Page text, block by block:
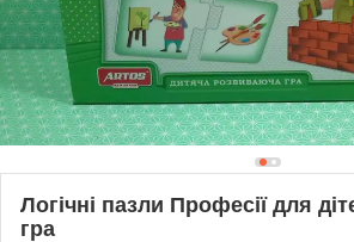
Логічні пазли Професії для
гра